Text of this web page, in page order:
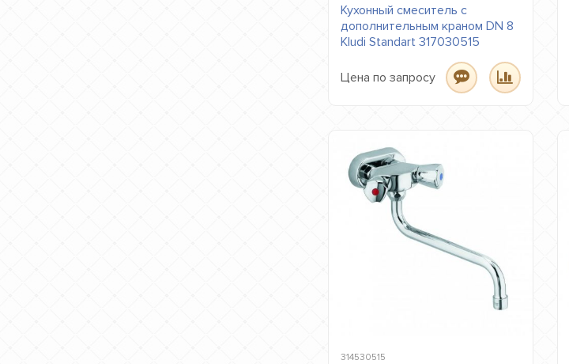
Кухонный смеситель с
дополнительным краном DN 8
Kludi Standart 317030515
Цена по запросу
314530515